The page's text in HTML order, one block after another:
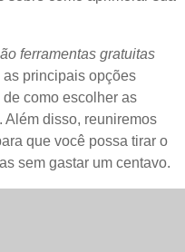
ferramentas gratuitas
as principais opções
como escolher as
Além disso, reuniremos
que você possa tirar o
sem gastar um centavo.